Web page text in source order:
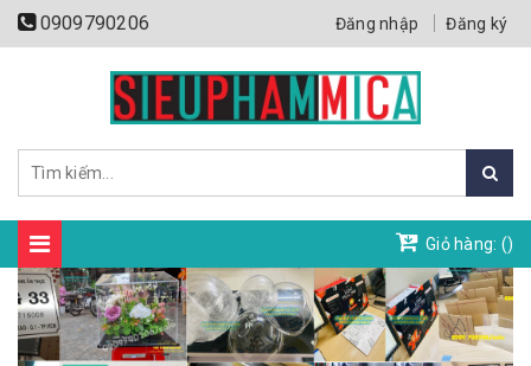
0909790206 Đăng nhập Đăng ký
Giỏ hàng: ()